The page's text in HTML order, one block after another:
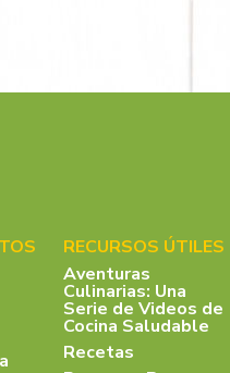
RECURSOS ÚTILES
Aventuras
Culinarias: Una
Serie de Videos de
Cocina Saludable
Recetas